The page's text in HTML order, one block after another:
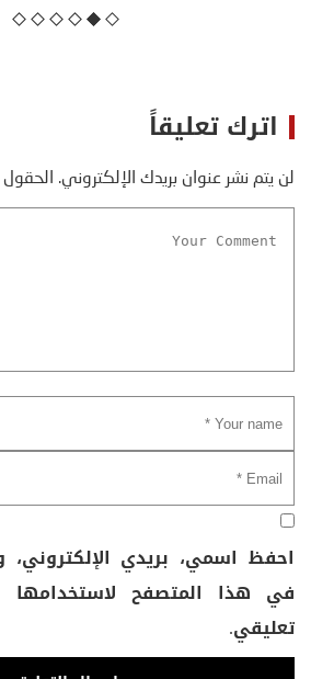
اترك تعليقاً
لن يتم نشر عنوان بريدك الإلكتروني. الحقول
احفظ اسمي، بريدي الإلكتروني،
في هذا المتصفح لاستخدامها
تعليقي.